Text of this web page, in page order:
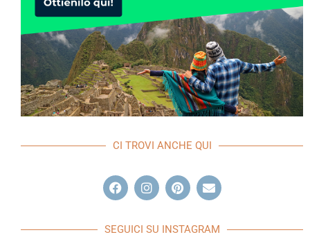
CI TROVI ANCHE QUI
SEGUICI SU INSTAGRAM